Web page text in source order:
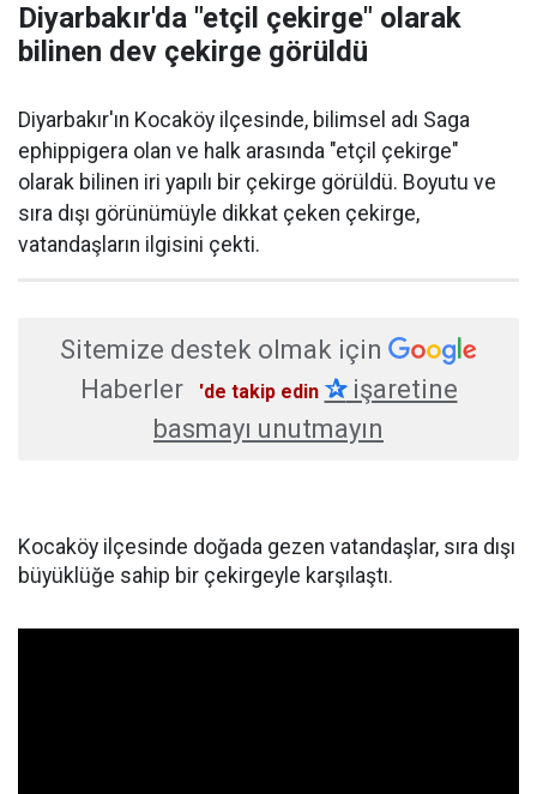
Diyarbakır'da "etçil çekirge" olarak
bilinen dev çekirge görüldü
Diyarbakır'ın Kocaköy ilçesinde, bilimsel adı Saga
ephippigera olan ve halk arasında "etçil çekirge"
olarak bilinen iri yapılı bir çekirge görüldü. Boyutu ve
sıra dışı görünümüyle dikkat çeken çekirge,
vatandaşların ilgisini çekti.
Sitemize destek olmak için
Haberler
'de takip edin ✰işaretine
basmayı unutmayın
Kocaköy ilçesinde doğada gezen vatandaşlar, sıra dışı
büyüklüğe sahip bir çekirgeyle karşılaştı.